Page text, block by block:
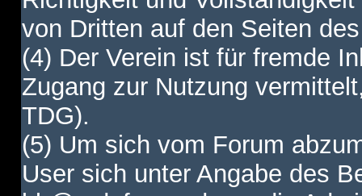
von Dritten auf den Seiten
(4) Der Verein ist für fremde
Zugang zur Nutzung
TDG).
(5) Um sich vom Forum
User sich unter Angabe des